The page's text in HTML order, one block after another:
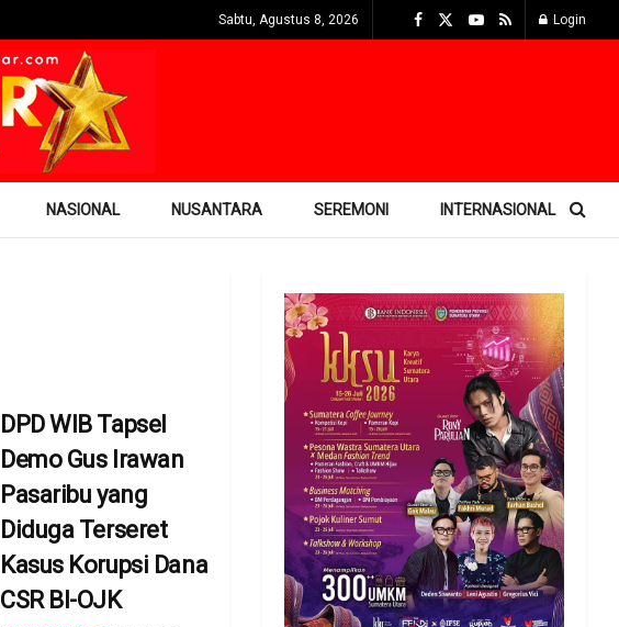
Sabtu, Agustus 8, 2026 Login
NASIONAL NUSANTARA SEREMONI INTERNASIONAL
DPD WIB Tapsel
Demo Gus Irawan
Pasaribu yang
Diduga Terseret
Kasus Korupsi Dana
CSR BI-OJK